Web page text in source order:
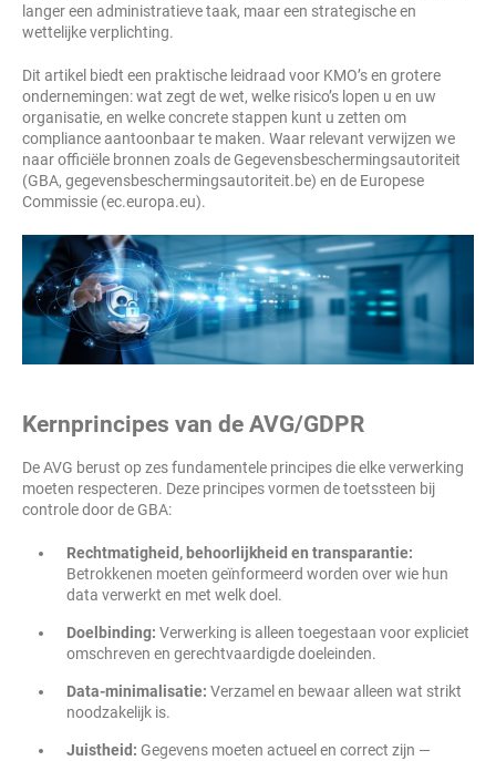
langer een administratieve taak, maar een strategische en
wettelijke verplichting.
Dit artikel biedt een praktische leidraad voor KMO’s en grotere
ondernemingen: wat zegt de wet, welke risico’s lopen u en uw
organisatie, en welke concrete stappen kunt u zetten om
compliance aantoonbaar te maken. Waar relevant verwijzen we
naar officiële bronnen zoals de Gegevensbeschermingsautoriteit
(GBA, gegevensbeschermingsautoriteit.be) en de Europese
Commissie (ec.europa.eu).
Kernprincipes van de AVG/GDPR
De AVG berust op zes fundamentele principes die elke verwerking
moeten respecteren. Deze principes vormen de toetssteen bij
controle door de GBA:
Rechtmatigheid, behoorlijkheid en transparantie:
Betrokkenen moeten geïnformeerd worden over wie hun
data verwerkt en met welk doel.
Doelbinding: Verwerking is alleen toegestaan voor expliciet
omschreven en gerechtvaardigde doeleinden.
Data-minimalisatie: Verzamel en bewaar alleen wat strikt
noodzakelijk is.
Juistheid: Gegevens moeten actueel en correct zijn —